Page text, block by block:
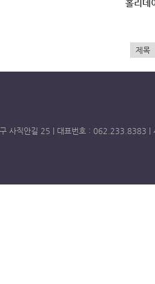
홀리데
구 사직안길 25 | 대표번호 : 062.233.8383